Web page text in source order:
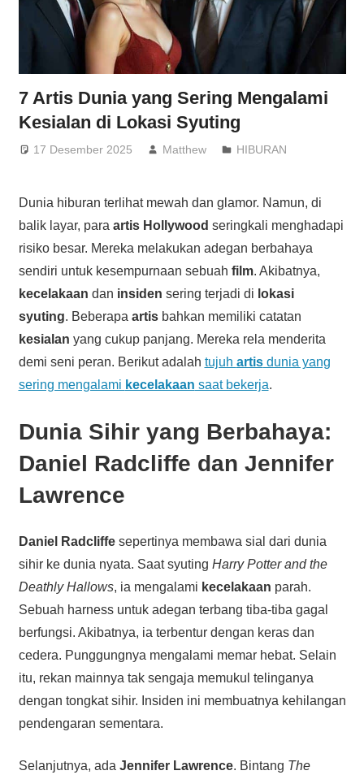
7 Artis Dunia yang Sering Mengalami
Kesialan di Lokasi Syuting
17 Desember 2025 Matthew HIBURAN
Dunia hiburan terlihat mewah dan glamor. Namun, di
balik layar, para artis Hollywood seringkali menghadapi
risiko besar. Mereka melakukan adegan berbahaya
sendiri untuk kesempurnaan sebuah film. Akibatnya,
kecelakaan dan insiden sering terjadi di lokasi
syuting. Beberapa artisbahkan memiliki catatan
kesialan yang cukup panjang. Mereka rela menderita
demi seni peran. Berikut adalah tujuh artisdunia yang
sering mengalami kecelakaan saat bekerja.
Dunia Sihir yang Berbahaya:
Daniel Radcliffe dan Jennifer
Lawrence
Daniel Radcliffesepertinya membawa sial dari dunia
sihir ke dunia nyata. Saat syuting Harry Potter and the
Deathly Hallows, ia mengalami kecelakaan parah.
Sebuah harness untuk adegan terbang tiba-tiba gagal
berfungsi. Akibatnya, ia terbentur dengan keras dan
cedera. Punggungnya mengalami memar hebat. Selain
itu, rekan mainnya tak sengaja memukul telinganya
dengan tongkat sihir. Insiden ini membuatnya kehilangan
pendengaran sementara.
Selanjutnya, ada Jennifer Lawrence. Bintang The